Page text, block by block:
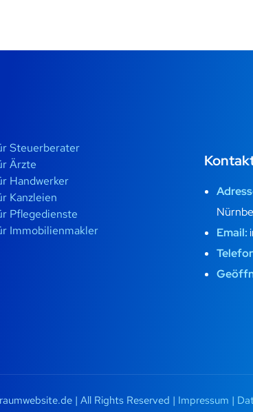
Steuerberater
Ärzte
Handwerker
Kanzleien
Pflegedienste
Immobilienmakler
Email:
| All Rights Reserved | Impressum |